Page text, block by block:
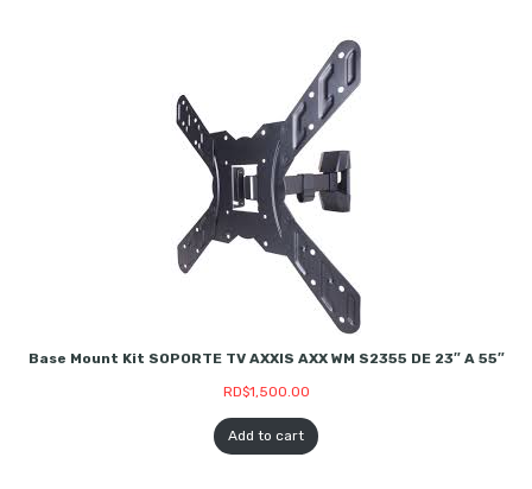
Base Mount Kit SOPORTE TV AXXIS AXX WM S2355 DE 23″ A 55″
RD$1,500.00
Add to cart